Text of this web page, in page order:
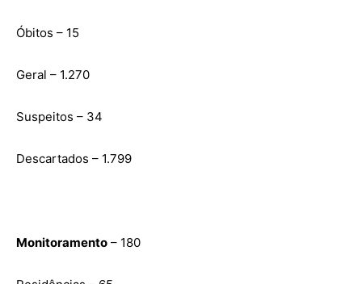
Óbitos – 15
Geral – 1.270
Suspeitos – 34
Descartados – 1.799
Monitoramento – 180